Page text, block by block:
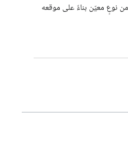
نوعٍ معيّن بناءً على موقعه